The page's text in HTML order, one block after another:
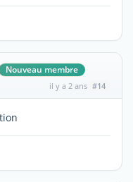
Nouveau membre
il y a 2 ans #14